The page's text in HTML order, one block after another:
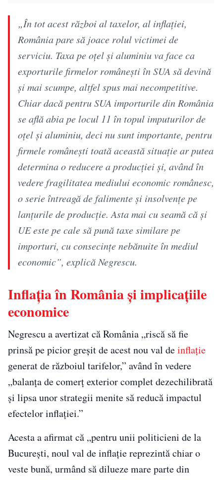
„În tot acest război al taxelor, al inflaţiei,
România pare să joace rolul victimei de
serviciu. Taxa pe oţel şi aluminiu va face ca
exporturile firmelor româneşti în SUA să devină
şi mai scumpe, altfel spus mai necompetitive.
Chiar dacă pentru SUA importurile din România
se află abia pe locul 11 în topul imputurilor de
oţel şi aluminiu, deci nu sunt importante, pentru
firmele româneşti toată această situaţie ar putea
determina o reducere a producţiei şi, având în
vedere fragilitatea mediului economic românesc,
o serie întreagă de falimente şi insolvenţe pe
lanţurile de producţie. Asta mai cu seamă că şi
UE este pe cale să pună taxe similare pe
importuri, cu consecinţe nebănuite în mediul
economic”, explică Negrescu.
Inflația în România și implicațiile
economice
Negrescu a avertizat că România „riscă să fie
prinsă pe picior greșit de acest nou val deinflație
generat de războiul tarifelor,” având în vedere
„balanța de comerț exterior complet dezechilibrată
și lipsa unor strategii menite să reducă impactul
efectelor inflației.”
Acesta a afirmat că „pentru unii politicieni de la
București, noul val de inflație reprezintă chiar o
veste bună, urmând să dilueze mare parte din